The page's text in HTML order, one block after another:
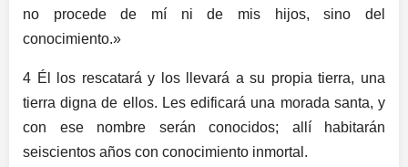
no procede de mí ni de mis hijos, sino del
conocimiento.»
4 Él los rescatará y los llevará a su propia tierra, una
tierra digna de ellos. Les edificará una morada santa, y
con ese nombre serán conocidos; allí habitarán
seiscientos años con conocimiento inmortal.